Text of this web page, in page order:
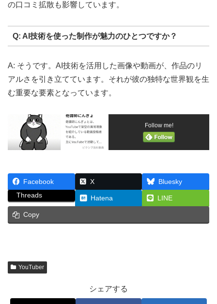
の口コミ拡散も影響しています。
Q: AI技術を使った制作が魅力のひとつですか？
A: そうです。AI技術を活用した画像や動画が、作品のリ
アルさを引き立てています。それが彼の独特な世界観を生
む重要な要素となっています。
Follow me!
Facebook X
Bluesky
Threads
Hatena LINE
Copy
YouTuber
シェアする